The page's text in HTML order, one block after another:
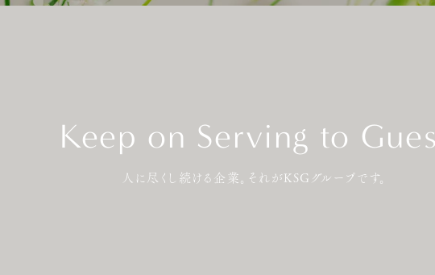
Keep on Serving to
人に尽くし続ける企業。それがKSGグループです。